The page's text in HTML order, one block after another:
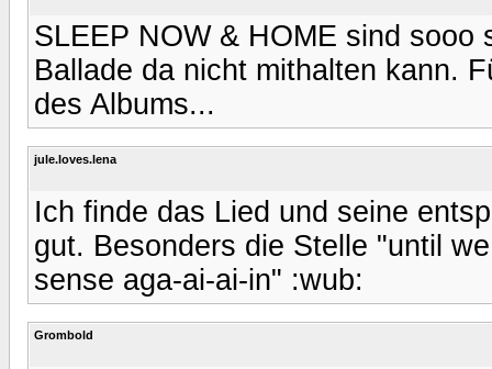
SLEEP NOW & HOME sind
Ballade da nicht mithalten kann.
des Albums...
jule.loves.lena
Ich finde das Lied und seine
gut. Besonders die Stelle "until
sense aga-ai-ai-in" :wub:
Grombold